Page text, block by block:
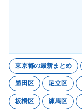
東京都の最新まとめ
墨田区 足立区
板橋区 練馬区